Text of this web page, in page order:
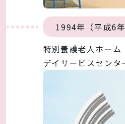
1994年（平成6
特別養護老人ホー
デイサービスセンタ